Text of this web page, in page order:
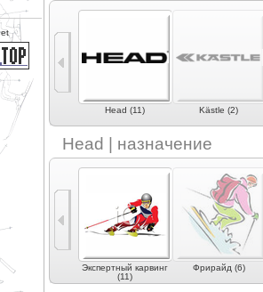
Fischer (8) Head (11) Kästle (2)
Head | назначение
Карвинг (15)
Экспертный карвинг
(11)
Фрирайд (6)